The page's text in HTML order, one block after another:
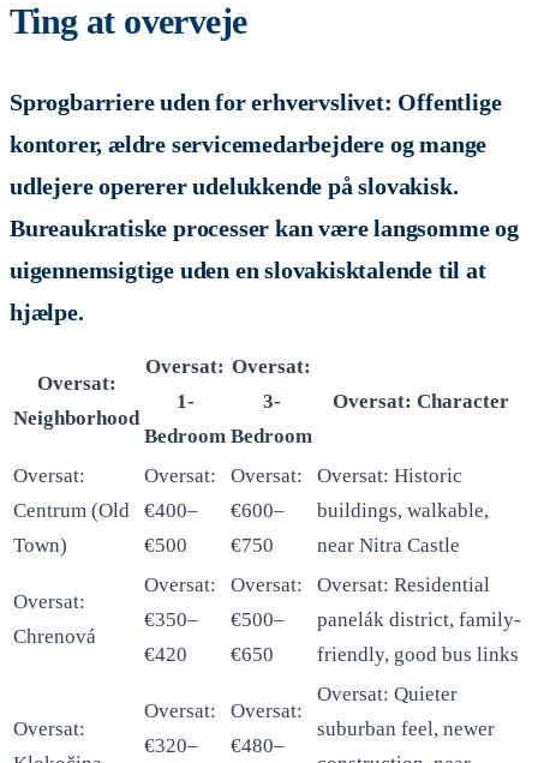
Ting at overveje
Sprogbarriere uden for erhvervslivet: Offentlige
kontorer, ældre servicemedarbejdere og mange
udlejere opererer udelukkende på slovakisk.
Bureaukratiske processer kan være langsomme og
uigennemsigtige uden en slovakisktalende til at
hjælpe.
Oversat:
Neighborhood
Oversat:
1-
Bedroom
Oversat:
3-
Bedroom
Oversat: Character
Oversat:
Centrum (Old
Town)
Oversat:
€400–
€500
Oversat:
€600–
€750
Oversat: Historic
buildings, walkable,
near Nitra Castle
Oversat:
Chrenová
Oversat:
€350–
€420
Oversat:
€500–
€650
Oversat: Residential
panelák district, family-
friendly, good bus links
Oversat:
Oversat:
€320–
Oversat:
€480–
Oversat: Quieter
suburban feel, newer